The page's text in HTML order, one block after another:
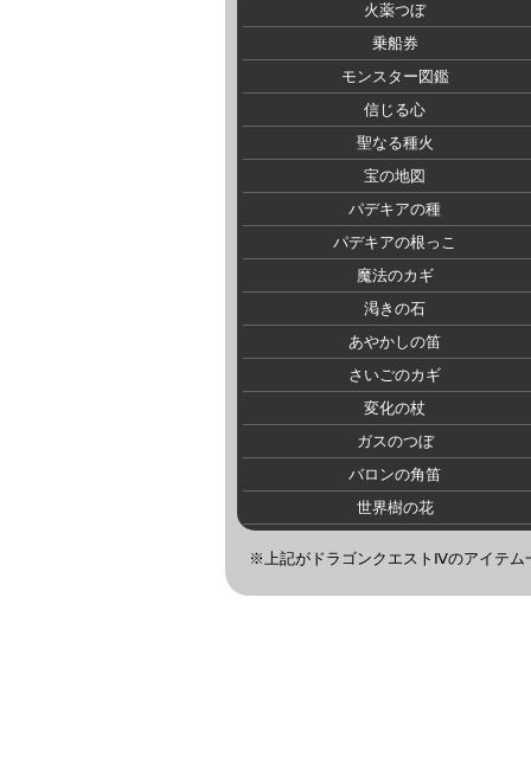
火薬つぼ
乗船券
モンスター図鑑
信じる心
聖なる種火
宝の地図
パデキアの種
パデキアの根っこ
魔法のカギ
渇きの石
あやかしの笛
さいごのカギ
変化の杖
ガスのつぼ
バロンの角笛
世界樹の花
※上記がドラゴンクエストⅣのアイテム